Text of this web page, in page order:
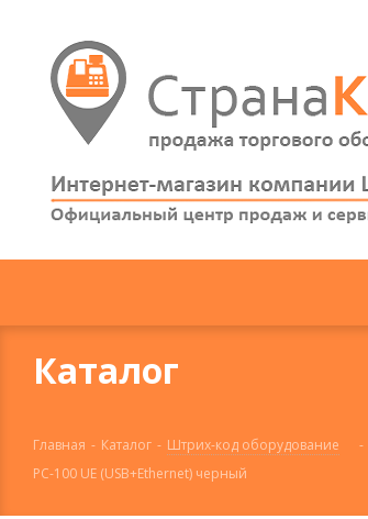
Каталог
Главная - Каталог - Штрих-код оборудование -
PC-100 UE (USB+Ethernet) черный